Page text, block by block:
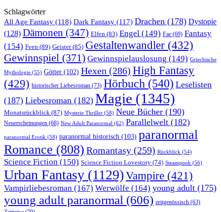
Schlagwörter
All Age Fantasy (118) Dark Fantasy (117) Drachen (178) Dystopie
(128) Dämonen (347) Elfen (83) Engel (149) Fae (69) Fantasy
(154) Feen (89) Geister(85) Gestaltenwandler (432)
Gewinnspiel (371) Gewinnspielauslosung (149) Griechische
Mythologie (55) Götter (102) Hexen (286) High Fantasy
(429) historischer Liebesroman (73) Hörbuch (540) Leselisten
(187) Liebesroman (182) Magie (1345)
Monatsrückblick (87) Mysterie Thriller (58) Neue Bücher (190)
Neuerscheinungen (68) New Adult Paranormal (62) Parallelwelt (182)
paranormal Erotik (58) paranormal historisch (103) paranormal
Romance (808) Romantasy (259) Rückblick (54)
Science Fiction (150) Science Fiction Lovestory (74) Steampunk (56)
Urban Fantasy (1129) Vampire (421)
Vampirliebesroman (167) Werwölfe (164) young adult (175)
young adult paranormal (606) zeitgenössisch (63)